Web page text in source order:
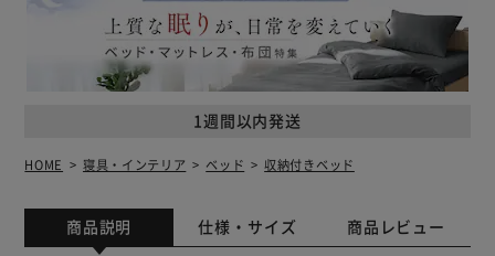
1週間以内発送
HOME 寝具・インテリア ベッド 収納付きベッド
商品説明 仕様・サイズ 商品レビュー